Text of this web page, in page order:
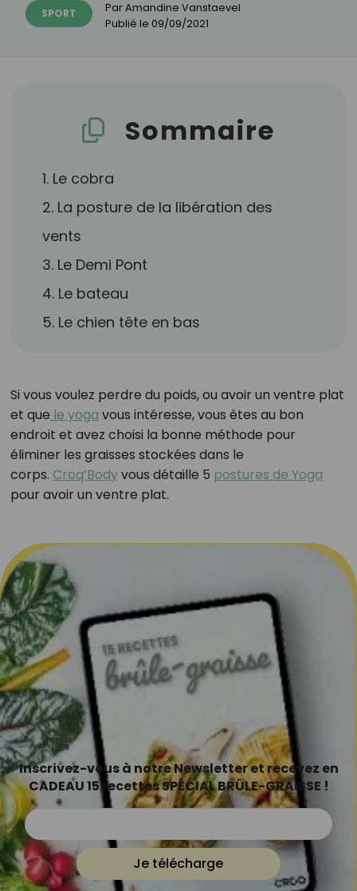
SPORT ParAmandine Vanstaevel
Publié le 09/09/2021
Sommaire
1. Le cobra
2. La posture de la libération des
vents
3. Le Demi Pont
4. Le bateau
5. Le chien tête en bas
Si vous voulez perdre du poids, ou avoir un ventre plat
et que le yoga vous intéresse, vous êtes au bon
endroit et avez choisi la bonne méthode pour
éliminer les graisses stockées dans le
corps. Croq’Bodyvous détaille 5 postures de Yoga
pour avoir un ventre plat.
Inscrivez-vous à notre Newsletter et recevez en
CADEAU 15 recettes SPÉCIAL BRÛLE-GRAISSE !
Je télécharge